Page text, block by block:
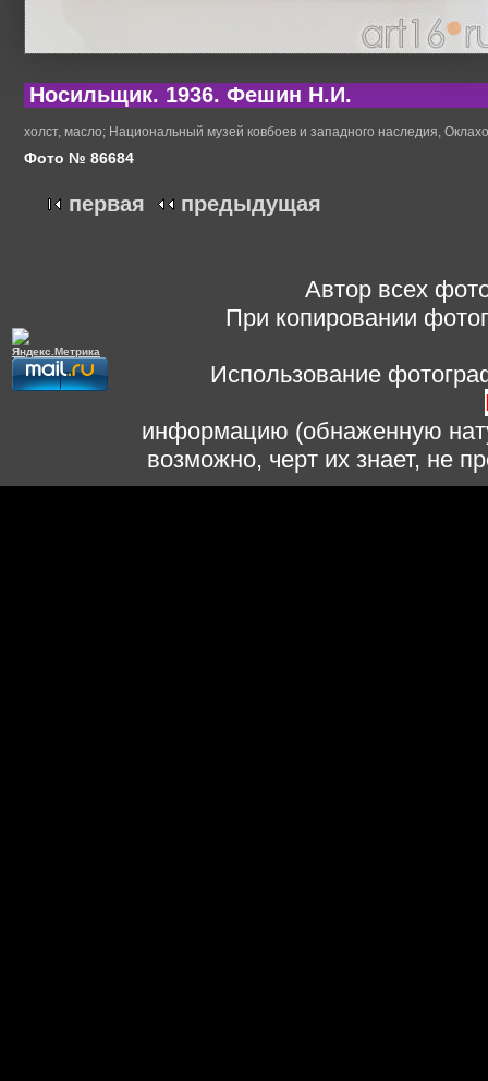
Носильщик. 1936. Фешин Н.И.
холст, масло; Национальный музей ковбоев и западного наследия,
Фото № 86684
первая предыдущая
Автор всех
При копировании
Использование
информацию (обнаженную
возможно, черт их знает, не